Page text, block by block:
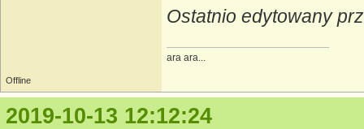
Ostatnio edytowany
ara ara...
Offline
2019-10-13 12:12:24